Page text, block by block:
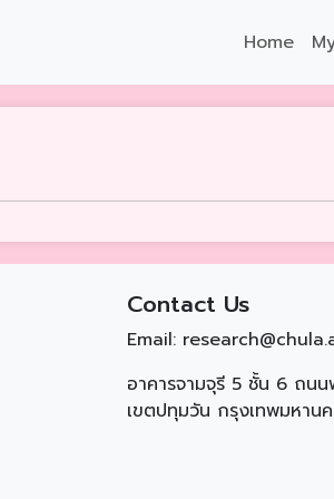
Home
Contact Us
Email:
อาคารจามจุรี 5 ชั้น 6 ถน
เขตปทุมวัน กรุงเทพมหาน